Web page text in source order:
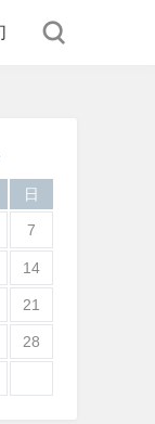
日
7
14
21
28